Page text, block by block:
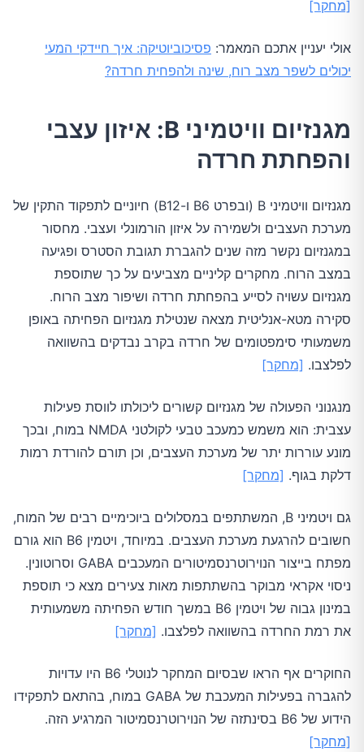
[מחקר]
אולי יעניין אתכם המאמר: פסיכוביוטיקה: איך חיידקי המעי
יכולים לשפר מצב רוח, שינה ולהפחית חרדה?
מגנזיום וויטמיני B: איזון עצבי
והפחתת חרדה
מגנזיום וויטמיני B (ובפרט B6 ו-B12) חיוניים לתפקוד התקין של
מערכת העצבים ולשמירה על איזון הורמונלי ועצבי. מחסור
במגנזיום נקשר מזה שנים להגברת תגובת הסטרס ופגיעה
במצב הרוח. מחקרים קליניים מצביעים על כך שתוספת
מגנזיום עשויה לסייע בהפחתת חרדה ושיפור מצב הרוח.
סקירה מטא-אנליטית מצאה שנטילת מגנזיום הפחיתה באופן
משמעותי סימפטומים של חרדה בקרב נבדקים בהשוואה
לפלצבו. [מחקר]
מנגנוני הפעולה של מגנזיום קשורים ליכולתו לווסת פעילות
עצבית: הוא משמש כמעכב טבעי לקולטני NMDA במוח, ובכך
מונע עוררות יתר של מערכת העצבים, וכן תורם להורדת רמות
דלקת בגוף. [מחקר]
גם ויטמיני B, המשתתפים במסלולים ביוכימיים רבים של המוח,
חשובים להרגעת מערכת העצבים. במיוחד, ויטמין B6 הוא גורם
מפתח בייצור הנוירוטרנסמיטורים המעכבים GABA וסרוטונין.
ניסוי אקראי מבוקר בהשתתפות מאות צעירים מצא כי תוספת
במינון גבוה של ויטמין B6 במשך חודש הפחיתה משמעותית
את רמת החרדה בהשוואה לפלצבו. [מחקר]
החוקרים אף הראו שבסיום המחקר לנוטלי B6 היו עדויות
להגברה בפעילות המעכבת של GABA במוח, בהתאם לתפקידו
הידוע של B6 בסינתזה של הנוירוטרנסמיטור המרגיע הזה.
[מחקר]